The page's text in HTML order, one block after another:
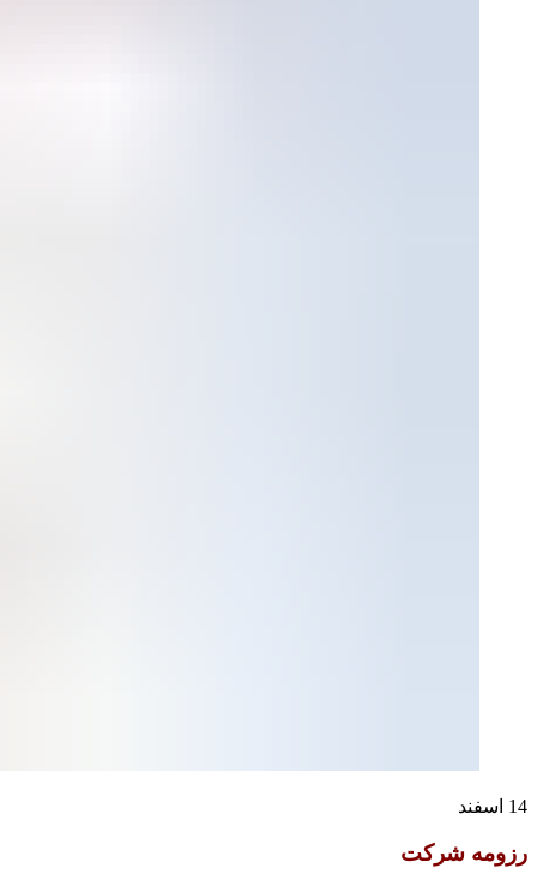
14 اسفند
رزومه شرکت